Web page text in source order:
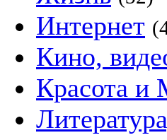
Интернет
Кино,
Красота и